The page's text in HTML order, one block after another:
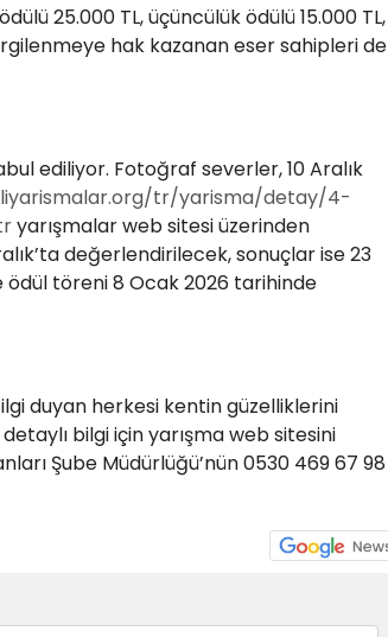
25.000 TL, üçüncülük ödülü 15.000 TL,
hak kazanan eser sahipleri de
ediliyor. Fotoğraf severler, 10 Aralık
tr/yarisma/detay/4-
yarışmalar web sitesi üzerinden
değerlendirilecek, sonuçlar ise 23
ödül töreni 8 Ocak 2026 tarihinde
duyan herkesi kentin güzelliklerini
bilgi için yarışma web sitesini
Şube Müdürlüğü’nün 0530 469 67 98